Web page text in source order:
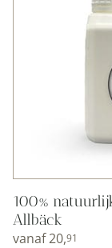
100%
Allbäck
vanaf20,91